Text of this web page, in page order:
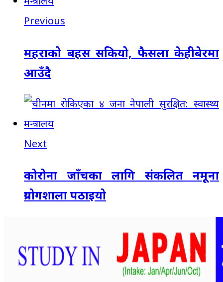
Previous
महराको बहस सकियो, फैसला केहीबेरमा
आउँदै
Next
कोरोना जाँचका लागि संकलित नमूना
प्रयोगशाला पठाइयो